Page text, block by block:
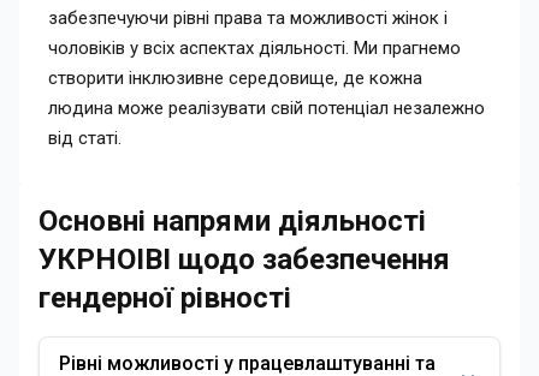
забезпечуючи рівні права та можливості жінок і
чоловіків у всіх аспектах діяльності. Ми прагнемо
створити інклюзивне середовище, де кожна
людина може реалізувати свій потенціал незалежно
від статі.
Основні напрями діяльності
УКРНОІВІ щодо забезпечення
гендерної рівності
Рівні можливості у працевлаштуванні та